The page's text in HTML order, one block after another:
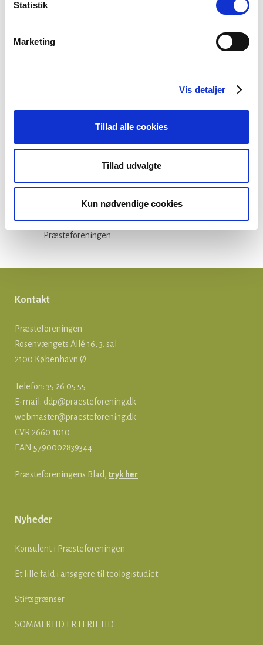
Statistik
Marketing
Vis detaljer
Tillad alle cookies
Tillad udvalgte
Kun nødvendige cookies
Blogindlæg
Ikke-kategoriseret
Præsteforeningen
Kontakt
Præsteforeningen
Rosenvængets Allé 16, 3. sal
2100 København Ø
Telefon: 35 26 05 55
E-mail: ddp@praesteforening.dk
webmaster@praesteforening.dk
CVR 2660 1010
EAN 5790002839344
Præsteforeningens Blad, tryk her
Nyheder
Konsulent i Præsteforeningen
Et lille fald i ansøgere til teologistudiet
Stiftsgrænser
SOMMERTID ER FERIETID